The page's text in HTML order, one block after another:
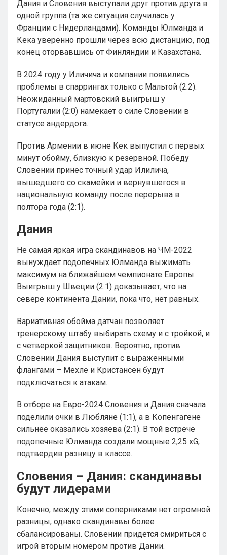
Дания и Словения выступали друг против друга в
одной группа (та же ситуация случилась у
Франции с Нидерландами). Команды Юлманда и
Кека уверенно прошли через всю дистанцию, под
конец оторвавшись от Финляндии и Казахстана.
В 2024 году у Иличича и компании появились
проблемы в спаррингах только с Мальтой (2:2).
Неожиданный мартовский выигрыш у
Португалии (2:0) намекает о силе Словении в
статусе андердога.
Против Армении в июне Кек выпустил с первых
минут обойму, близкую к резервной. Победу
Словении принес точный удар Илилича,
вышедшего со скамейки и вернувшегося в
национальную команду после перерыва в
полтора года (2:1).
Дания
Не самая яркая игра скандинавов на ЧМ-2022
вынуждает подопечных Юлманда выжимать
максимум на ближайшем чемпионате Европы.
Выигрыш у Швеции (2:1) доказывает, что на
севере континента Дании, пока что, нет равных.
Вариативная обойма датчан позволяет
тренерскому штабу выбирать схему и с тройкой, и
с четверкой защитников. Вероятно, против
Словении Дания выступит с выраженными
флангами – Мехле и Кристансен будут
подключаться к атакам.
В отборе на Евро-2024 Словения и Дания сначала
поделили очки в Любляне (1:1), а в Копенгагене
сильнее оказались хозяева (2:1). В той встрече
подопечные Юлманда создали мощные 2,25 xG,
подтвердив разницу в классе.
Словения – Дания: скандинавы
будут лидерами
Конечно, между этими соперниками нет огромной
разницы, однако скандинавы более
сбалансированы. Словении придется смириться с
игрой вторым номером против Дании.